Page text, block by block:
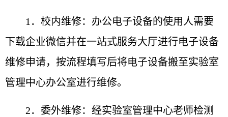
1．校内维修：办公电子设备的使用人需要
下载企业微信并在一站式服务大厅进行电子设备
维修申请，按流程填写后将电子设备搬至实验室
管理中心办公室进行维修。
2．委外维修：经实验室管理中心老师检测